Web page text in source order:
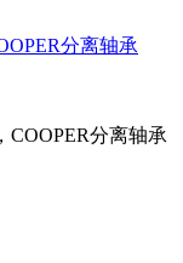
COOPER分离轴承